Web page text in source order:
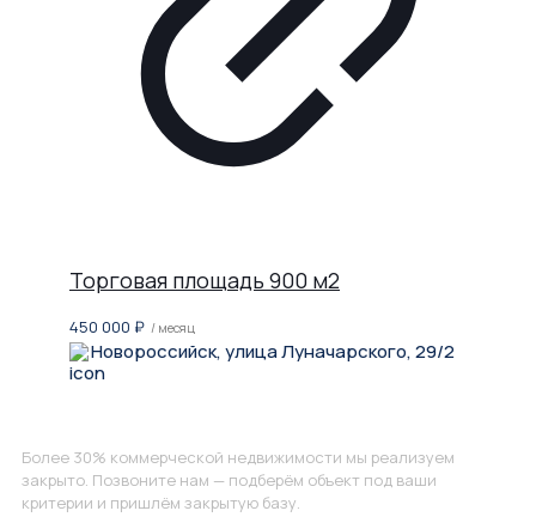
Торговая площадь 900 м2
450 000 ₽ / месяц
Новороссийск, улица Луначарского, 29/2
Более 30% коммерческой недвижимости мы реализуем
закрыто. Позвоните нам — подберём объект под ваши
критерии и пришлём закрытую базу.